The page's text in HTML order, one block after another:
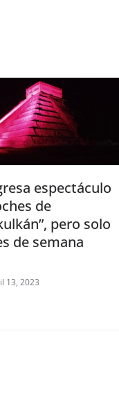
espectáculo
de
pero solo
de semana
13, 2023